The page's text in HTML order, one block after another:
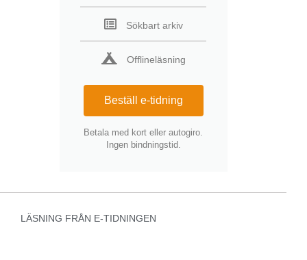
Sökbart arkiv
Offlineläsning
Beställ e-tidning
Betala med kort eller autogiro.
Ingen bindningstid.
LÄSNING FRÅN E-TIDNINGEN